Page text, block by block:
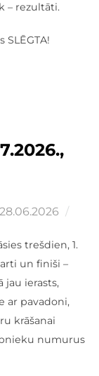
– rezultāti.
Publicēts
28.06.2026
trešdien, 1.
un finiši –
jau ierasts,
ar pavadoni,
krāšanai
numurus